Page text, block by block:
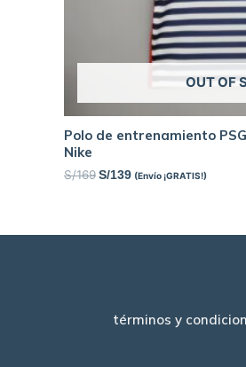
OUT OF
Polo de entrenamiento
Nike
S/169 S/139 (Envío ¡GRATIS!)
términos y